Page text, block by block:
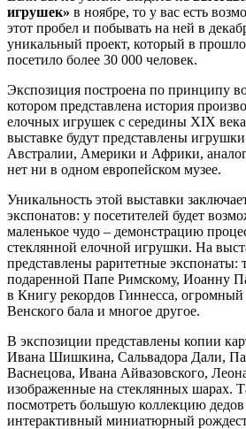
игрушек» в ноябре, то у вас есть
этот пробел и побывать на ней в
уникальный проект, который в
посетило более 30 000 человек.
Экспозиция построена по принципу
котором представлена история
елочных игрушек с середины XIX
выставке будут представлены
Австралии, Америки и Африки,
нет ни в одном европейском музее.
Уникальность этой выставки
экспонатов: у посетителей будет
маленькое чудо – демонстрацию
стеклянной елочной игрушки. На
представлены раритетные экспонаты:
подаренной Папе Римскому, Иоанну
в Книгу рекордов Гиннесса,
Венского бала и многое другое.
В экспозиции представлены копии
Ивана Шишкина, Сальвадора Дали,
Васнецова, Ивана Айвазовского,
изображенные на стеклянных шарах.
посмотреть большую коллекцию
интерактивный миниатюрный